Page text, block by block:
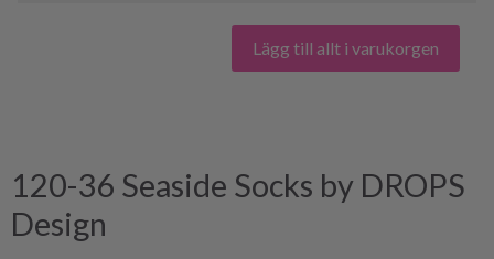
Lägg till allt i varukorgen
120-36 Seaside Socks by DROPS
Design